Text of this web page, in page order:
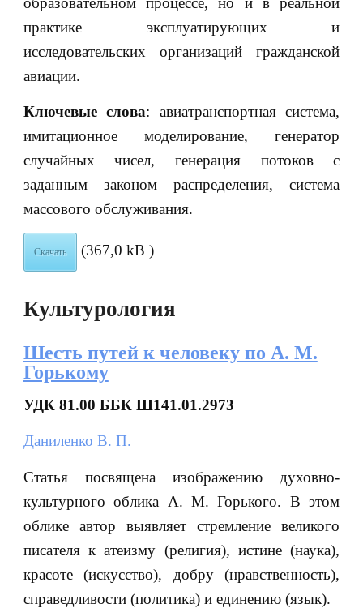
практике эксплуатирующих и
исследовательских организаций гражданской
авиации.
Ключевые слова: авиатранспортная система,
имитационное моделирование, генератор
случайных чисел, генерация потоков с
заданным законом распределения, система
массового обслуживания.
Скачать (367,0 kB )
Культурология
Шесть путей к человеку по А. М.
Горькому
УДК 81.00 ББК Ш141.01.2973
Даниленко В. П.
Статья посвящена изображению духовно-
культурного облика А. М. Горького. В этом
облике автор выявляет стремление великого
писателя к атеизму (религия), истине (наука),
красоте (искусство), добру (нравственность),
справедливости (политика) и единению (язык).